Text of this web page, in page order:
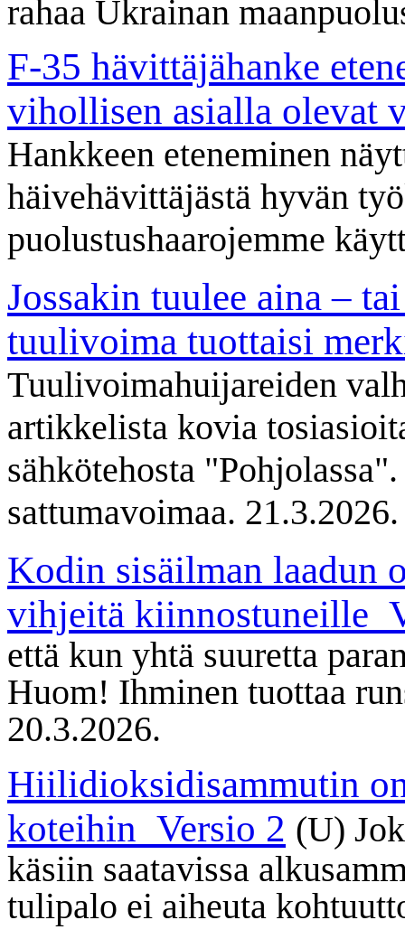
rahaa Ukrainan
F-35 hävittäjähanke
vihollisen asialla olevat
Hankkeen eteneminen
häivehävittäjästä hyvän
puolustushaarojemme
Jossakin tuulee aina –
tuulivoima tuottaisi
Tuulivoimahuijareiden
artikkelista kovia
sähkötehosta
sattumavoimaa. 21.3.2026.
Kodin sisäilman laadun
vihjeitä
että kun yhtä suuretta
Huom! Ihminen tuottaa
20.3.2026.
Hiilidioksidisammutin
koteihin_Versio 2 (U)
käsiin saatavissa
tulipalo ei aiheuta